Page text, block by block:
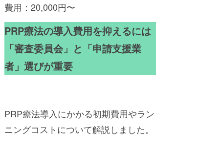
費用：20,000円〜
PRP療法の導入費用を抑えるには
「審査委員会」と「申請支援業
者」選びが重要
PRP療法導入にかかる初期費用やラン
ニングコストについて解説しました。